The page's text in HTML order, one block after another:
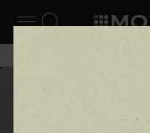
ナビゲーショ
検索 (キー
6,500円以
ーを閉じる